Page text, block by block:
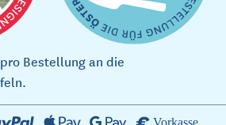
Bestellung an die